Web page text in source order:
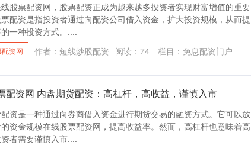
股票配资网，股票配资正成为越来越多投资者实现财富增值的重要
配资是指投资者通过向配资公司借入资金，扩大投资规模，从而提
一种投资方式。....
资网 作者：短线炒股配资 阅读： 74 栏目： 免息配资门户
配资网 内盘期货配资：高杠杆，高收益，谨慎入市
资是一种通过向券商借入资金进行期货交易的融资方式。它可以放
资金规模在线股票配资网，提高收益率。然而，高杠杆也意味着高
者需要谨慎入市....